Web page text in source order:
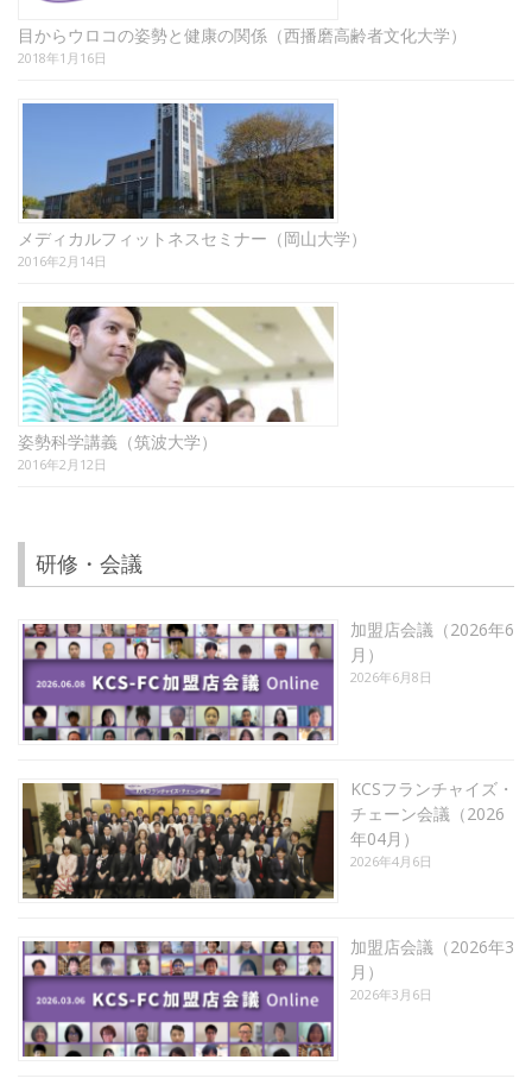
目からウロコの姿勢と健康の関係（西播磨高齢者文化大学）
2018年1月16日
メディカルフィットネスセミナー（岡山大学）
2016年2月14日
姿勢科学講義（筑波大学）
2016年2月12日
研修・会議
加盟店会議（2026年6
月）
2026年6月8日
KCSフランチャイズ・
チェーン会議（2026
年04月）
2026年4月6日
加盟店会議（2026年3
月）
2026年3月6日